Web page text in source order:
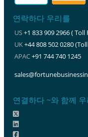
연락하다 우리를
US+1 833 909 2966 ( Toll
UK+44 808 502 0280
APAC+91 744 740 1245
연결하다 ~와 함께